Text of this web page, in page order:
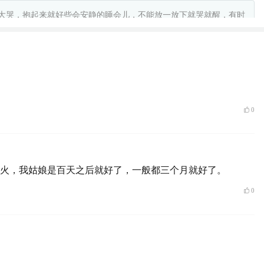
，抱起来就好些会安静的睡会儿，不能放一放下就哭就醒，有时
0
我姑娘是百天之后就好了，一般都三个月就好了。
0